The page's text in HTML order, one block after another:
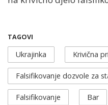
TAGOVI
Ukrajinka Krivična
Falsifikovanje dozvole za
Falsifikovanje Bar